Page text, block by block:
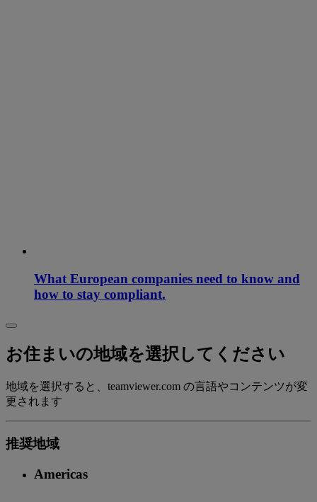
What European companies need to know and
how to stay compliant.
お住まいの地域を選択してください
地域を選択すると、teamviewer.com の言語やコンテンツが変
更されます
推奨地域
Americas